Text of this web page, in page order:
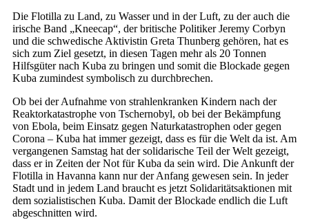
Die Flotilla zu Land, zu Wasser und in der Luft, zu der auch die
irische Band „Kneecap“, der britische Politiker Jeremy Corbyn
und die schwedische Aktivistin Greta Thunberg gehören, hat es
sich zum Ziel gesetzt, in diesen Tagen mehr als 20 Tonnen
Hilfsgüter nach Kuba zu bringen und somit die Blockade gegen
Kuba zumindest symbolisch zu durchbrechen.
Ob bei der Aufnahme von strahlenkranken Kindern nach der
Reaktorkatastrophe von Tschernobyl, ob bei der Bekämpfung
von Ebola, beim Einsatz gegen Naturkatastrophen oder gegen
Corona – Kuba hat immer gezeigt, dass es für die Welt da ist. Am
vergangenen Samstag hat der solidarische Teil der Welt gezeigt,
dass er in Zeiten der Not für Kuba da sein wird. Die Ankunft der
Flotilla in Havanna kann nur der Anfang gewesen sein. In jeder
Stadt und in jedem Land braucht es jetzt Solidaritätsaktionen mit
dem sozialistischen Kuba. Damit der Blockade endlich die Luft
abgeschnitten wird.